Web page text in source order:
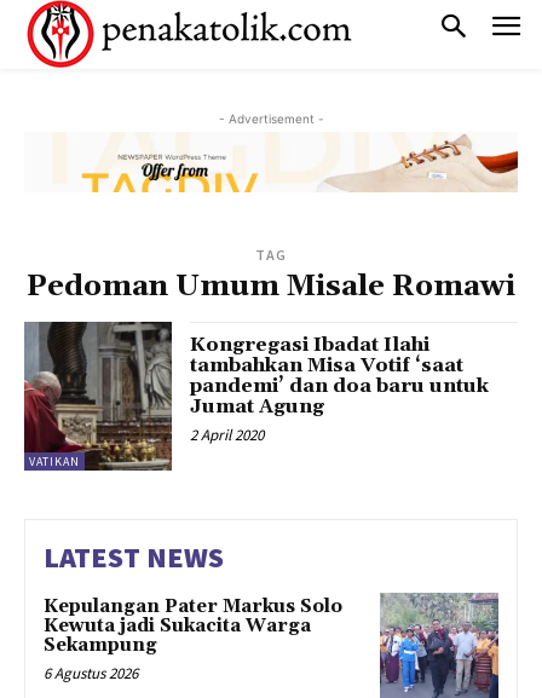
- Advertisement -
TAG
Pedoman Umum Misale Romawi
VATIKAN
Kongregasi Ibadat Ilahi
tambahkan Misa Votif ‘saat
pandemi’ dan doa baru untuk
Jumat Agung
2 April 2020
LATEST NEWS
Kepulangan Pater Markus Solo
Kewuta jadi Sukacita Warga
Sekampung
6 Agustus 2026